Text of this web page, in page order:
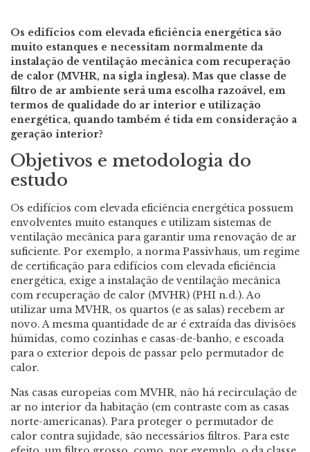
Os edifícios com elevada eficiência energética são
muito estanques e necessitam normalmente da
instalação de ventilação mecânica com recuperação
de calor (MVHR, na sigla inglesa). Mas que classe de
filtro de ar ambiente será uma escolha razoável, em
termos de qualidade do ar interior e utilização
energética, quando também é tida em consideração a
geração interior?
Objetivos e metodologia do
estudo
Os edifícios com elevada eficiência energética possuem
envolventes muito estanques e utilizam sistemas de
ventilação mecânica para garantir uma renovação de ar
suficiente. Por exemplo, a norma Passivhaus, um regime
de certificação para edifícios com elevada eficiência
energética, exige a instalação de ventilação mecânica
com recuperação de calor (MVHR) (PHI n.d.). Ao
utilizar uma MVHR, os quartos (e as salas) recebem ar
novo. A mesma quantidade de ar é extraída das divisões
húmidas, como cozinhas e casas-de-banho, e escoada
para o exterior depois de passar pelo permutador de
calor.
Nas casas europeias com MVHR, não há recirculação de
ar no interior da habitação (em contraste com as casas
norte-americanas). Para proteger o permutador de
calor contra sujidade, são necessários filtros. Para este